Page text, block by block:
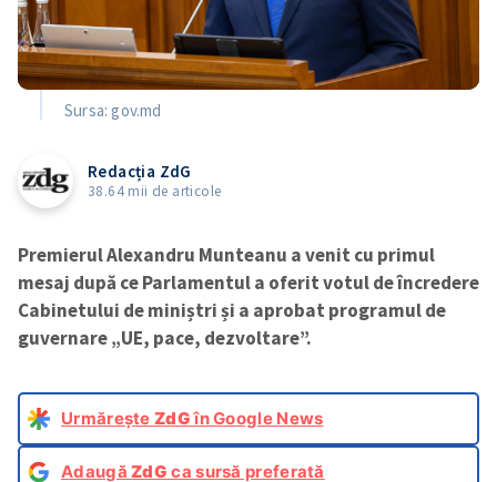
Sursa: gov.md
Redacția ZdG
38.64 mii de articole
Premierul Alexandru Munteanu a venit cu primul
mesaj după ce Parlamentul a oferit votul de încredere
Cabinetului de miniștri și a aprobat programul de
guvernare „UE, pace, dezvoltare”.
Urmărește ZdGîn Google News
AdaugăZdG ca sursă preferată